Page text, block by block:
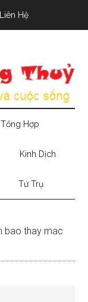
Liên Hệ
Hợp
Kinh Dịch
Tứ Trụ
bao thay mac